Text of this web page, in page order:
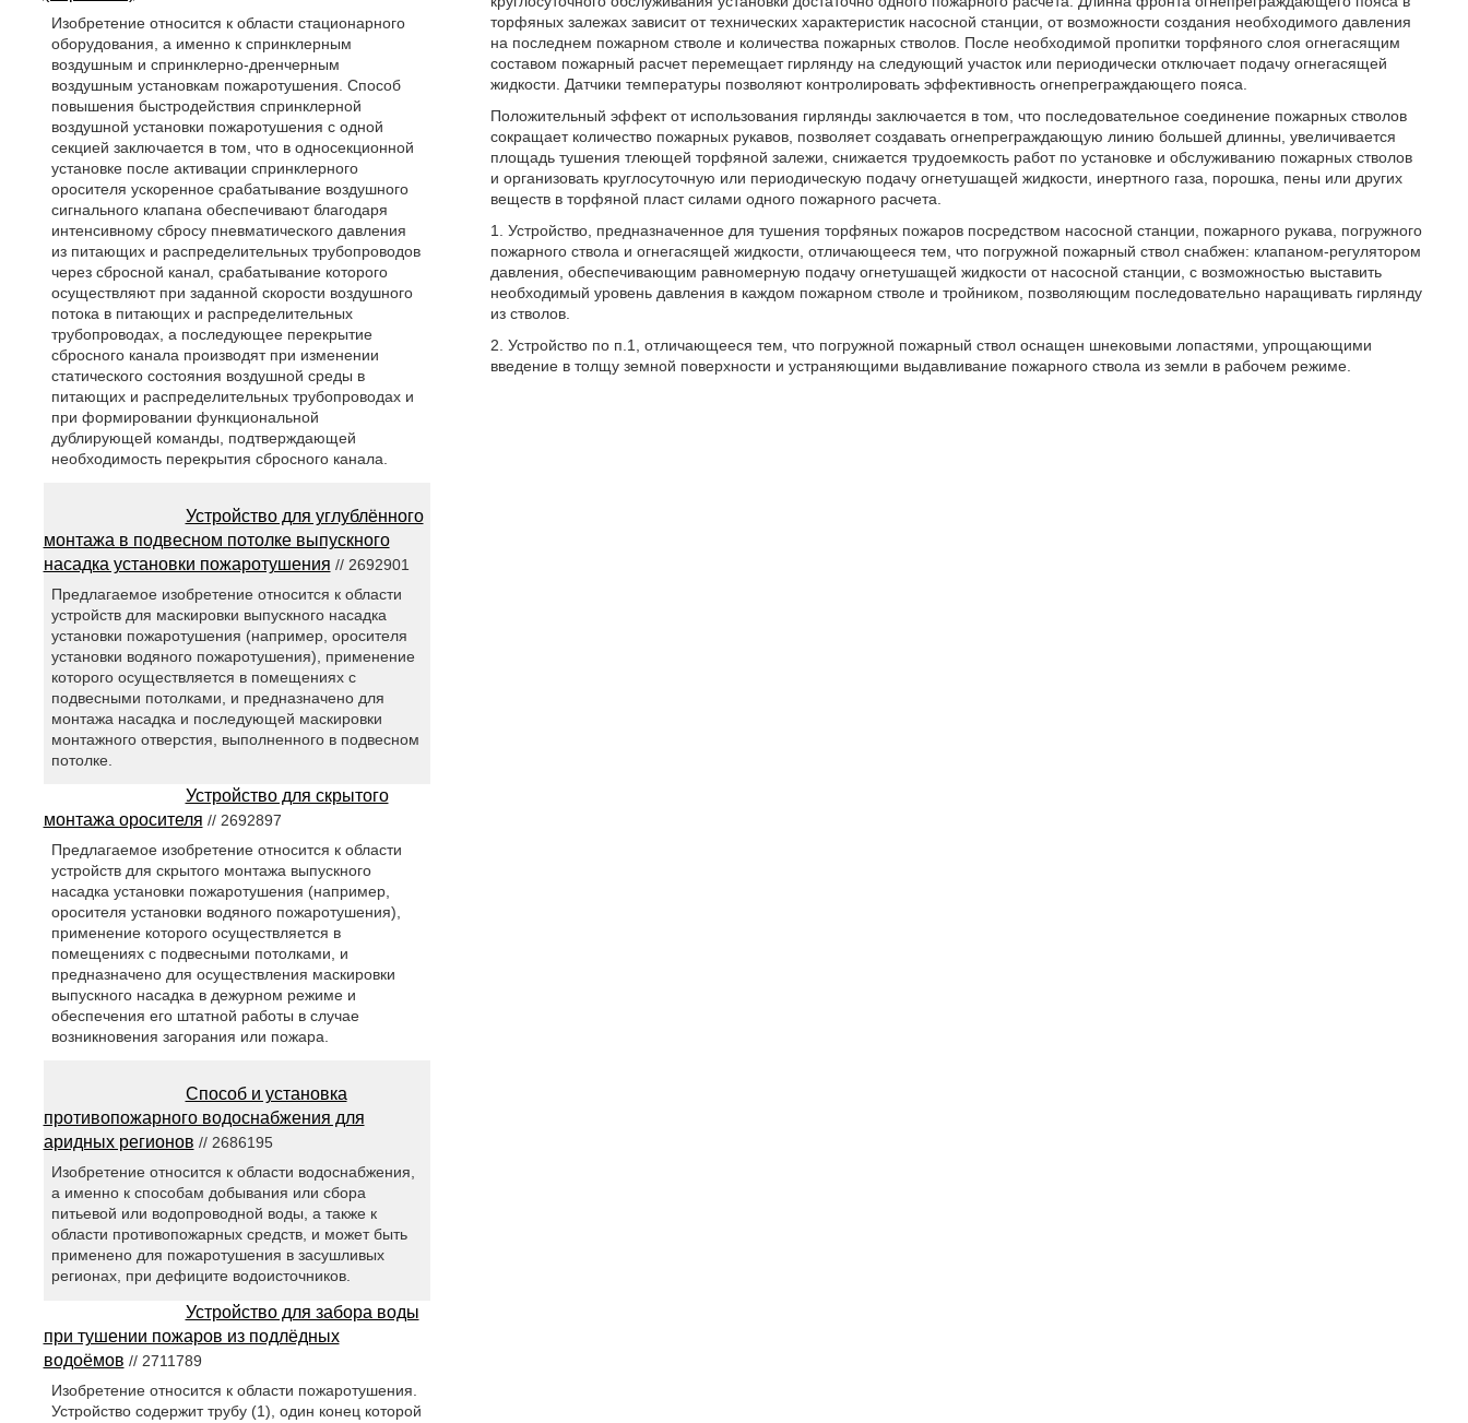
торфяных залежах зависит от технических характеристик насосной станции, от возможности создания необходимого давления
на последнем пожарном стволе и количества пожарных стволов. После необходимой пропитки торфяного слоя огнегасящим
составом пожарный расчет перемещает гирлянду на следующий участок или периодически отключает подачу огнегасящей
жидкости. Датчики температуры позволяют контролировать эффективность огнепреграждающего пояса.
Положительный эффект от использования гирлянды заключается в том, что последовательное соединение пожарных стволов
сокращает количество пожарных рукавов, позволяет создавать огнепреграждающую линию большей длинны, увеличивается
площадь тушения тлеющей торфяной залежи, снижается трудоемкость работ по установке и обслуживанию пожарных стволов
и организовать круглосуточную или периодическую подачу огнетушащей жидкости, инертного газа, порошка, пены или других
веществ в торфяной пласт силами одного пожарного расчета.
1. Устройство, предназначенное для тушения торфяных пожаров посредством насосной станции, пожарного рукава, погружного
пожарного ствола и огнегасящей жидкости, отличающееся тем, что погружной пожарный ствол снабжен: клапаном-регулятором
давления, обеспечивающим равномерную подачу огнетушащей жидкости от насосной станции, с возможностью выставить
необходимый уровень давления в каждом пожарном стволе и тройником, позволяющим последовательно наращивать гирлянду
из стволов.
2. Устройство по п.1, отличающееся тем, что погружной пожарный ствол оснащен шнековыми лопастями, упрощающими
введение в толщу земной поверхности и устраняющими выдавливание пожарного ствола из земли в рабочем режиме.
Изобретение относится к области стационарного
оборудования, а именно к спринклерным
воздушным и спринклерно-дренчерным
воздушным установкам пожаротушения. Способ
повышения быстродействия спринклерной
воздушной установки пожаротушения с одной
секцией заключается в том, что в односекционной
установке после активации спринклерного
оросителя ускоренное срабатывание воздушного
сигнального клапана обеспечивают благодаря
интенсивному сбросу пневматического давления
из питающих и распределительных трубопроводов
через сбросной канал, срабатывание которого
осуществляют при заданной скорости воздушного
потока в питающих и распределительных
трубопроводах, а последующее перекрытие
сбросного канала производят при изменении
статического состояния воздушной среды в
питающих и распределительных трубопроводах и
при формировании функциональной
дублирующей команды, подтверждающей
необходимость перекрытия сбросного канала.
Устройство для углублённого
монтажа в подвесном потолке выпускного
насадка установки пожаротушения // 2692901
Предлагаемое изобретение относится к области
устройств для маскировки выпускного насадка
установки пожаротушения (например, оросителя
установки водяного пожаротушения), применение
которого осуществляется в помещениях с
подвесными потолками, и предназначено для
монтажа насадка и последующей маскировки
монтажного отверстия, выполненного в подвесном
потолке.
Устройство для скрытого
монтажа оросителя // 2692897
Предлагаемое изобретение относится к области
устройств для скрытого монтажа выпускного
насадка установки пожаротушения (например,
оросителя установки водяного пожаротушения),
применение которого осуществляется в
помещениях с подвесными потолками, и
предназначено для осуществления маскировки
выпускного насадка в дежурном режиме и
обеспечения его штатной работы в случае
возникновения загорания или пожара.
Способ и установка
противопожарного водоснабжения для
аридных регионов // 2686195
Изобретение относится к области водоснабжения,
а именно к способам добывания или сбора
питьевой или водопроводной воды, а также к
области противопожарных средств, и может быть
применено для пожаротушения в засушливых
регионах, при дефиците водоисточников.
Устройство для забора воды
при тушении пожаров из подлёдных
водоёмов // 2711789
Изобретение относится к области пожаротушения.
Устройство содержит трубу (1), один конец которой